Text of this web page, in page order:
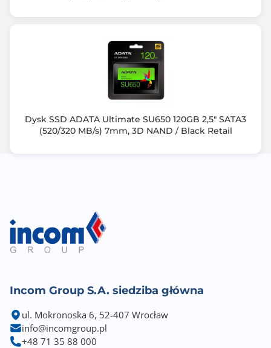
Dysk SSD ADATA Ultimate SU650 120GB 2,5" SATA3
(520/320 MB/s) 7mm, 3D NAND / Black Retail
Incom Group S.A. siedziba główna
ul. Mokronoska 6, 52-407 Wrocław
info@incomgroup.pl
+48 71 35 88 000